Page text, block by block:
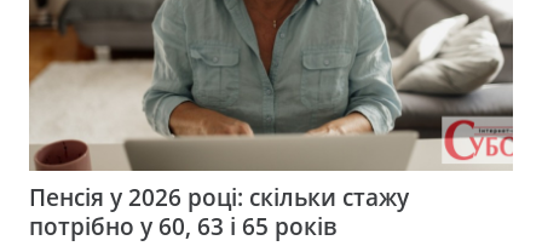
Пенсія у 2026 році: скільки стажу
потрібно у 60, 63 і 65 років